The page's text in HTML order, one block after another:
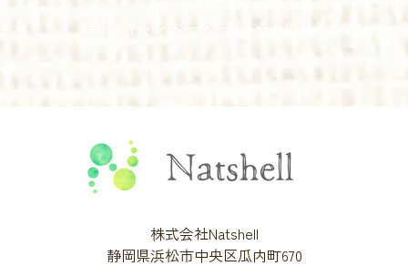
特集・キャンペーン一覧ページに戻る
株式会社Natshell
静岡県浜松市中央区瓜内町670